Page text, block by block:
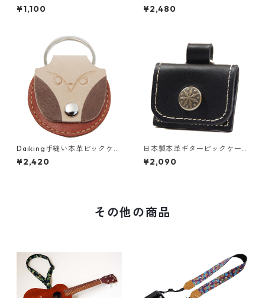
と柴犬ピック５枚セット
¥1,100 と柴犬ピック3種類のセット
¥2,480
Daiking手縫い本革ピックケー
スOWL(ふくろう)
¥2,420
日本製本革ギターピックケー
ス黒
¥2,090
その他の商品